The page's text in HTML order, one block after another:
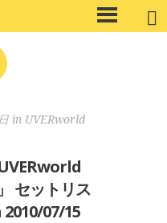
メ
イ
in UVERworld
セットリス
07/15